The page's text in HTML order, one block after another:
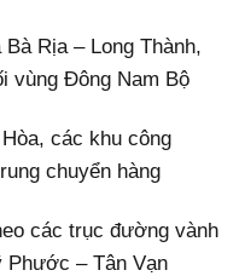
Rịa – Long Thành,
vùng Đông Nam Bộ
các khu công
chuyển hàng
các trục đường vành
Phước – Tân Vạn